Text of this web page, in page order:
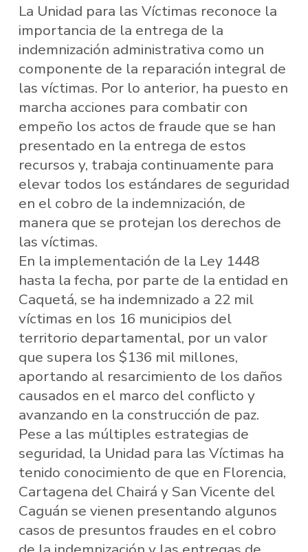
La Unidad para las Víctimas reconoce la
importancia de la entrega de la
indemnización administrativa como un
componente de la reparación integral de
las víctimas. Por lo anterior, ha puesto en
marcha acciones para combatir con
empeño los actos de fraude que se han
presentado en la entrega de estos
recursos y, trabaja continuamente para
elevar todos los estándares de seguridad
en el cobro de la indemnización, de
manera que se protejan los derechos de
las víctimas.
En la implementación de la Ley 1448
hasta la fecha, por parte de la entidad en
Caquetá, se ha indemnizado a 22 mil
víctimas en los 16 municipios del
territorio departamental, por un valor
que supera los $136 mil millones,
aportando al resarcimiento de los daños
causados en el marco del conflicto y
avanzando en la construcción de paz.
Pese a las múltiples estrategias de
seguridad, la Unidad para las Víctimas ha
tenido conocimiento de que en Florencia,
Cartagena del Chairá y San Vicente del
Caguán se vienen presentando algunos
casos de presuntos fraudes en el cobro